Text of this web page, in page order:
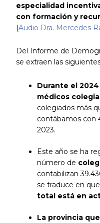
especialidad
con formación y
(Audio Dra. Mercedes
Del Informe de
se extraen las
Durante el
médicos
colegiados más
contábamos con
2023.
Este año se ha
número de
contabilizan
se traduce en
total está en
La provincia